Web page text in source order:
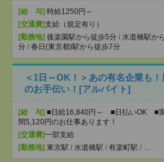
[給 与] 時給1250円～
[交通費]支給（規定有り）
[勤務地] 後楽園駅から徒歩5分 / 水道橋駅か
分 / 春日(東京都)駅から徒歩7分
＜1日～OK！＞あの有名企業も
のお手伝い！[アルバイト]
[給 与] ■日給16,840円～ ■日払いOK ■
間5,120円のお仕事あります！
[交通費]一部支給
[勤務地] 東京駅 / 水道橋駅 / 有楽町駅 /